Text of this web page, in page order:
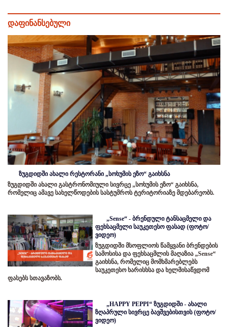
დაფინანსებული
ზუგდიდში ახალი რესტორანი „სოხუმის ეზო“ გაიხსნა
ზუგდიდში ახალი გასტრონომიული სივრცე „სოხუმის ეზო“ გაიხსნა,
რომელიც ამავე სახელწოდების სასტუმროს ტერიტორიაზე მდებარეობს.
„Sense“ - ბრენდული ტანსაცმელი და
ფეხსაცმელი საუკეთესო ფასად (ფოტო/
ვიდეო)
ზუგდიდში მსოფლიოს წამყვანი ბრენდების
სამოსისა და ფეხსაცმლის მაღაზია „Sense“
გაიხსნა, რომელიც მომხმარებლებს
საუკეთესო ხარისხსა და ხელმისაწვდომ
ფასებს სთავაზობს.
„HAPPY PEPPI“ ზუგდიდში - ახალი
ზღაპრული სივრცე ბავშვებისთვის (ფოტო/
ვიდეო)